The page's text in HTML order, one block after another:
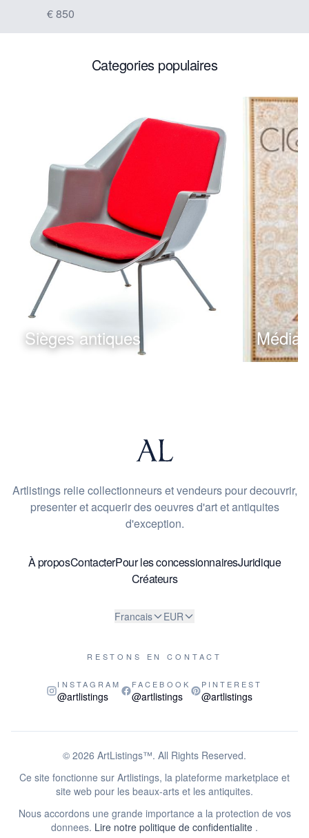
€ 850
Categories populaires
Sièges antiques
Artlistings relie collectionneurs et vendeurs pour decouvrir,
presenter et acquerir des oeuvres d'art et antiquites
d'exception.
À proposContacterPour les concessionnairesJuridique
Créateurs
Francais EUR
RESTONS EN CONTACT
INSTAGRAM
@artlistings
FACEBOOK
@artlistings
PINTEREST
@artlistings
© 2026 ArtListings™. All Rights Reserved.
Ce site fonctionne sur Artlistings, la plateforme marketplace et
site web pour les beaux-arts et les antiquites.
Nous accordons une grande importance a la protection de vos
donnees. Lire notre politique de confidentialite .